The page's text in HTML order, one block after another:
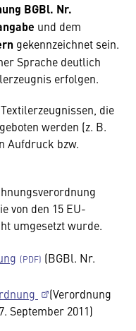
BGBl. Nr.
und dem
gekennzeichnet sein.
Sprache deutlich
erfolgen.
die
werden (z. B.
Aufdruck bzw.
von den 15 EU-
umgesetzt wurde.
(BGBl. Nr.
(Verordnung
September 2011)